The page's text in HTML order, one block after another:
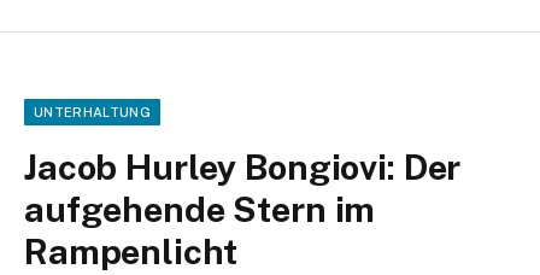
UNTERHALTUNG
Jacob Hurley Bongiovi: Der
aufgehende Stern im
Rampenlicht